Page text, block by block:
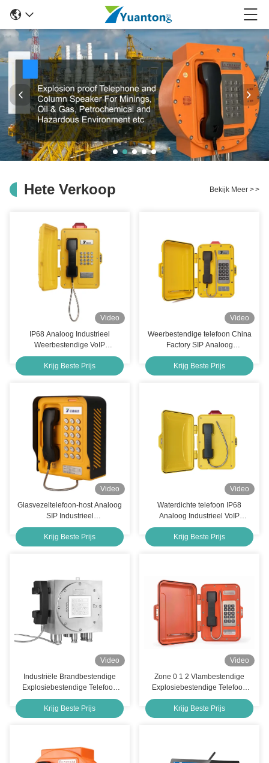
Hete Verkoop Bekijk Meer >>
Video
IP68 Analoog Industrieel
Weerbestendige VoIP
Buitentelefoon China Factory
Krijg Beste Prijs
Video
Weerbestendige telefoon China
Factory SIP Analoog
Buitenwaterbestendige
industriële telefoon
Krijg Beste Prijs
Video
Glasvezeltelefoon-host Analoog
SIP Industrieel
Buitenweertelefoon
Krijg Beste Prijs
Video
Waterdichte telefoon IP68
Analoog Industrieel VoIP
Buitentelefoonfabriek
Krijg Beste Prijs
Video
Industriële Brandbestendige
Explosiebestendige Telefoon
China Factory
Krijg Beste Prijs
Video
Zone 0 1 2 Vlambestendige
Explosiebestendige Telefoon
China Factory
Krijg Beste Prijs